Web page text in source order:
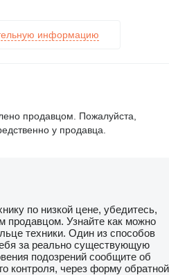
информацию
продавцом. Пожалуйста,
у продавца.
по низкой цене, убедитесь,
продавцом. Узнайте как можно
техники. Один из способов
за реально существующую
подозрений сообщите об
контроля, через форму обратной